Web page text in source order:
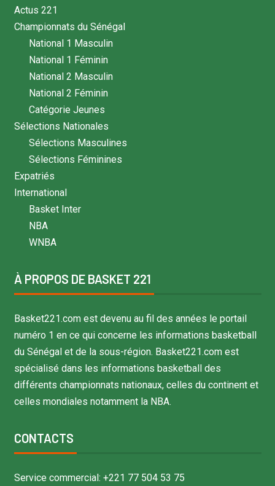
Actus 221
Championnats du Sénégal
National 1 Masculin
National 1 Féminin
National 2 Masculin
National 2 Féminin
Catégorie Jeunes
Sélections Nationales
Sélections Masculines
Sélections Féminines
Expatriés
International
Basket Inter
NBA
WNBA
À PROPOS DE BASKET 221
Basket221.com est devenu au fil des années le portail
numéro 1 en ce qui concerne les informations basketball
du Sénégal et de la sous-région. Basket221.com est
spécialisé dans les informations basketball des
différents championnats nationaux, celles du continent et
celles mondiales notamment la NBA.
CONTACTS
Service commercial: +221 77 504 53 75